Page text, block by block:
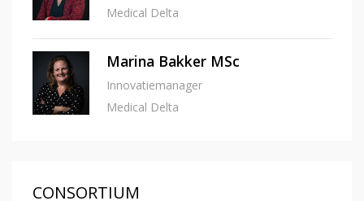
Medical Delta
Marina Bakker MSc
Innovatiemanager
Medical Delta
CONSORTIUM